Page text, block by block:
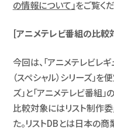
の情報について」をご覧く
[アニメテレビ番組の比較
今回は、「アニメテレビレ
（スペシャル）シリーズ」
ズ」と「アニメテレビ番組
比較対象にはリスト制作委
た。リストDBとは日本の